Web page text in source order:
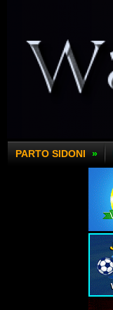
PARTO SIDONI »